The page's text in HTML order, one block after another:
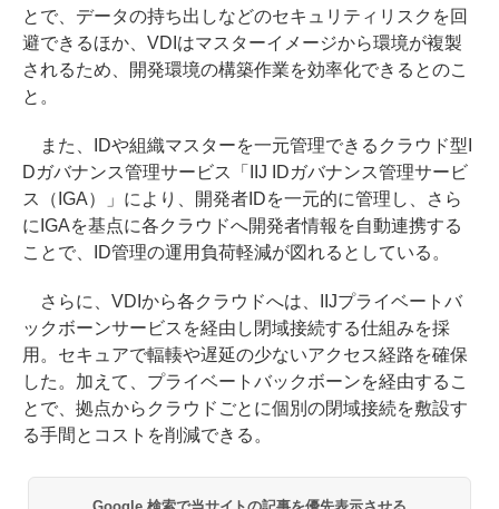
とで、データの持ち出しなどのセキュリティリスクを回
避できるほか、VDIはマスターイメージから環境が複製
されるため、開発環境の構築作業を効率化できるとのこ
と。
また、IDや組織マスターを一元管理できるクラウド型I
Dガバナンス管理サービス「IIJ IDガバナンス管理サービ
ス（IGA）」により、開発者IDを一元的に管理し、さら
にIGAを基点に各クラウドへ開発者情報を自動連携する
ことで、ID管理の運用負荷軽減が図れるとしている。
さらに、VDIから各クラウドへは、IIJプライベートバ
ックボーンサービスを経由し閉域接続する仕組みを採
用。セキュアで輻輳や遅延の少ないアクセス経路を確保
した。加えて、プライベートバックボーンを経由するこ
とで、拠点からクラウドごとに個別の閉域接続を敷設す
る手間とコストを削減できる。